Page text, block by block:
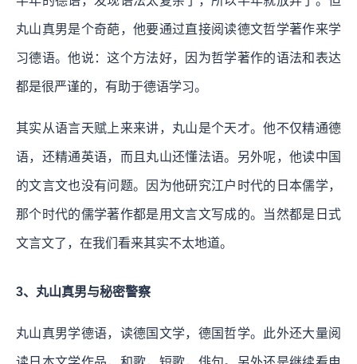
丸山真男是个奇葩，他要通过直接阅读德文哲学著作来学
习德语。他说：这个方法好，因为哲学著作的语法和表达
都是很严谨的，有助于德语学习。
其实从语言天赋上来来讲，丸山是个天才。他不仅精通德
语，还精通英语，而且丸山还懂法语。另外呢，他读中国
的文言文也没有问题。因为他研究江户时代的日本儒学，
那个时代的儒学著作都是用文言文写成的。当然都是日式
文言文了，在我们看来其实不太地道。
3、丸山真男与秘密警察
丸山真男学德语，读德国文学，德国哲学。此外还大量阅